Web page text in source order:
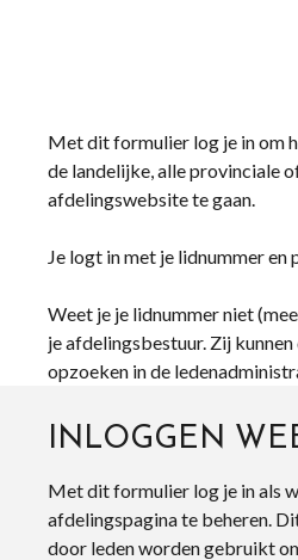
Met dit formulier log je in om
de landelijke, alle provinciale
afdelingswebsite te gaan.
Je logt in met je lidnummer en
Weet je je lidnummer niet
je afdelingsbestuur. Zij
opzoeken in de
INLOGGEN
Met dit formulier log je in als
afdelingspagina te beheren.
door leden worden gebruikt